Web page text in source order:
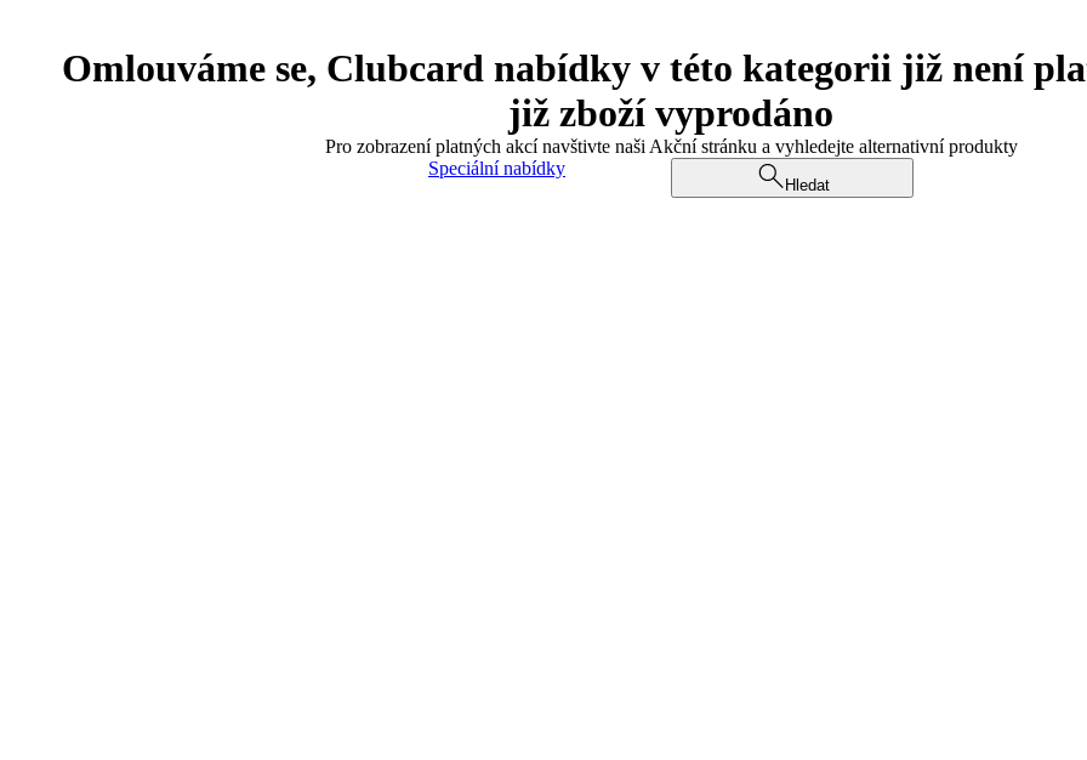
Omlouváme se, Clubcard nabídky v této kategorii již není
již zboží vyprodáno
Pro zobrazení platných akcí navštivte naši Akční stránku a vyhledejte alternativní produkty
Speciální nabídky
Hledat